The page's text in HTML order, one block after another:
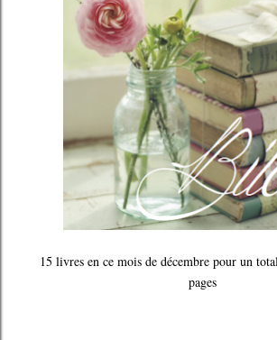
15 livres en ce mois de décembre pour un
pages